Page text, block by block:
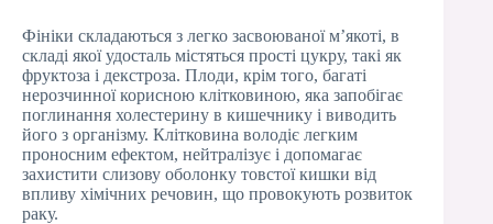
Фініки складаються з легко засвоюваної м’якоті, в
складі якої удосталь містяться прості цукру, такі як
фруктоза і декстроза. Плоди, крім того, багаті
нерозчинної корисною клітковиною, яка запобігає
поглинання холестерину в кишечнику і виводить
його з організму. Клітковина володіє легким
проносним ефектом, нейтралізує і допомагає
захистити слизову оболонку товстої кишки від
впливу хімічних речовин, що провокують розвиток
раку.